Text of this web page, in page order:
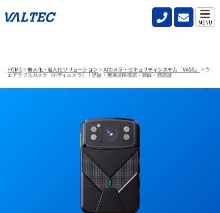
MENU
HOME>無人化・省人化ソリューション > AIカメラ・セキュリティシステム「VASS」 > ウ
ェアラブルカメラ（ボディカメラ）｜通話・現場遠隔確認・録画・顔認証